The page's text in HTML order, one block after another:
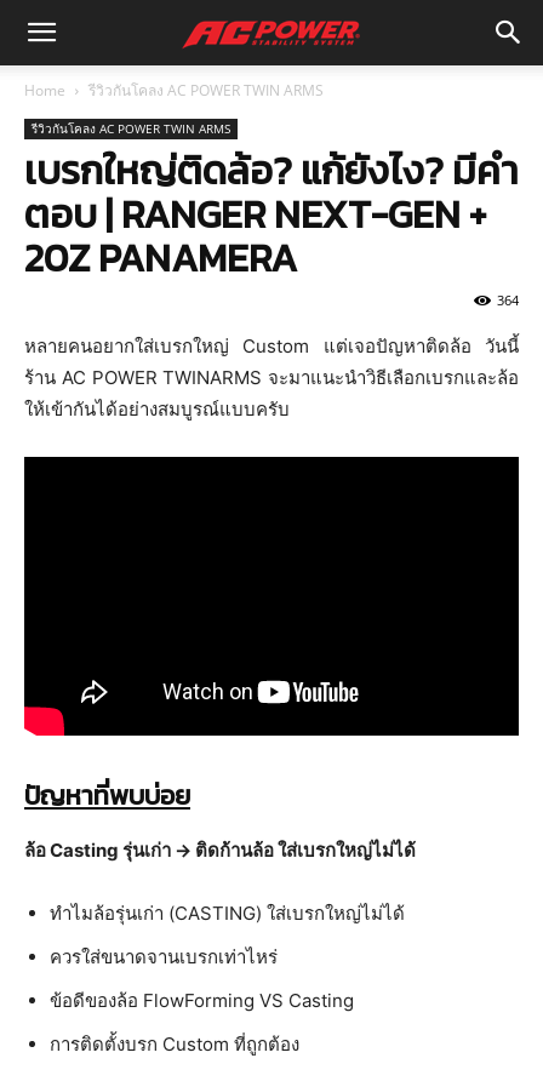
Home รีวิวกันโคลง AC POWER TWIN ARMS
รีวิวกันโคลง AC POWER TWIN ARMS
เบรกใหญ่ติดล้อ? แก้ยังไง? มีคำ
ตอบ | RANGER NEXT-GEN +
20Z PANAMERA
364
หลายคนอยากใส่เบรกใหญ่ Custom แต่เจอปัญหาติดล้อ วันนี้
ร้าน AC POWER TWINARMS จะมาแนะนำวิธีเลือกเบรกและล้อ
ให้เข้ากันได้อย่างสมบูรณ์แบบครับ
ปัญหาที่พบบ่อย
ล้อ Casting รุ่นเก่า → ติดก้านล้อ ใส่เบรกใหญ่ไม่ได้
ทำไมล้อรุ่นเก่า (CASTING) ใส่เบรกใหญ่ไม่ได้
ควรใส่ขนาดจานเบรกเท่าไหร่
ข้อดีของล้อ FlowForming VS Casting
การติดตั้งบรก Custom ที่ถูกต้อง